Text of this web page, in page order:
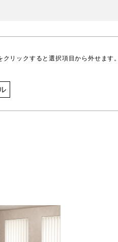
クリックすると選択項目から外せます。